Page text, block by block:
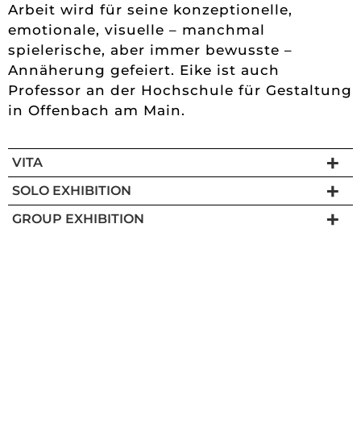
Arbeit wird für seine konzeptionelle,
emotionale, visuelle – manchmal
spielerische, aber immer bewusste –
Annäherung gefeiert. Eike ist auch
Professor an der Hochschule für Gestaltung
in Offenbach am Main.
VITA
SOLO EXHIBITION
GROUP EXHIBITION